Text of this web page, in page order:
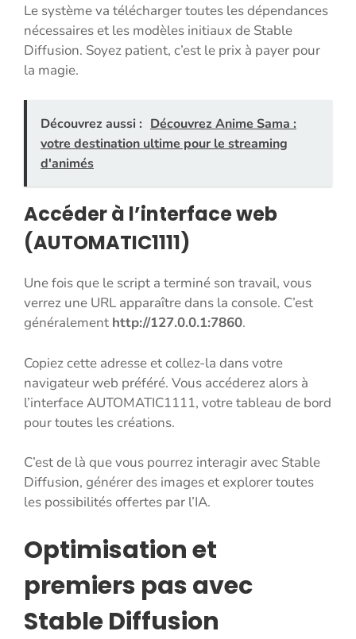
Le système va télécharger toutes les dépendances
nécessaires et les modèles initiaux de Stable
Diffusion. Soyez patient, c’est le prix à payer pour
la magie.
Découvrez aussi : Découvrez Anime Sama :
votre destination ultime pour le streaming
d'animés
Accéder à l’interface web
(AUTOMATIC1111)
Une fois que le script a terminé son travail, vous
verrez une URL apparaître dans la console. C’est
généralement http://127.0.0.1:7860.
Copiez cette adresse et collez-la dans votre
navigateur web préféré. Vous accéderez alors à
l’interface AUTOMATIC1111, votre tableau de bord
pour toutes les créations.
C’est de là que vous pourrez interagir avec Stable
Diffusion, générer des images et explorer toutes
les possibilités offertes par l’IA.
Optimisation et
premiers pas avec
Stable Diffusion